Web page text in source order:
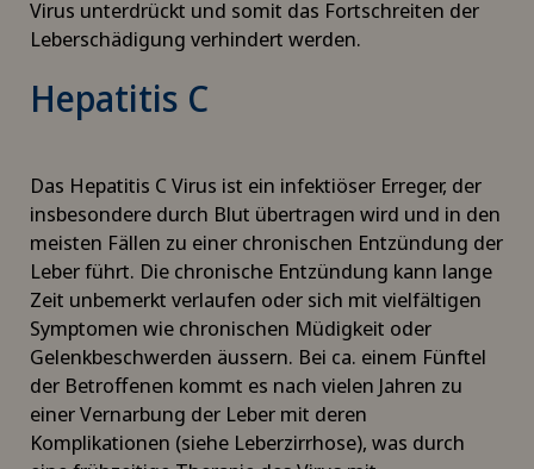
Virus unterdrückt und somit das Fortschreiten der
Leberschädigung verhindert werden.
Hepatitis C
Das Hepatitis C Virus ist ein infektiöser Erreger, der
insbesondere durch Blut übertragen wird und in den
meisten Fällen zu einer chronischen Entzündung der
Leber führt. Die chronische Entzündung kann lange
Zeit unbemerkt verlaufen oder sich mit vielfältigen
Symptomen wie chronischen Müdigkeit oder
Gelenkbeschwerden äussern. Bei ca. einem Fünftel
der Betroffenen kommt es nach vielen Jahren zu
einer Vernarbung der Leber mit deren
Komplikationen (siehe Leberzirrhose), was durch